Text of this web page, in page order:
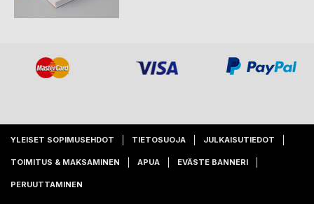
YLEISET SOPIMUSEHDOT TIETOSUOJA JULKAISUTIEDOT
TOIMITUS & MAKSAMINEN APUA EVÄSTE BANNERI
PERUUTTAMINEN